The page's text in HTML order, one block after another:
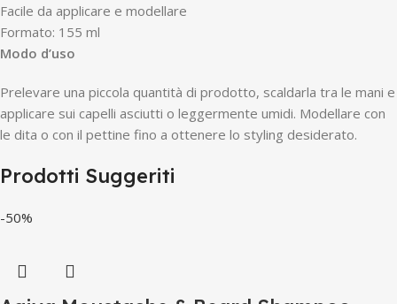
Facile da applicare e modellare
Formato: 155 ml
Modo d’uso
Prelevare una piccola quantità di prodotto, scaldarla tra le mani e
applicare sui capelli asciutti o leggermente umidi. Modellare con
le dita o con il pettine fino a ottenere lo styling desiderato.
Prodotti Suggeriti
-50%